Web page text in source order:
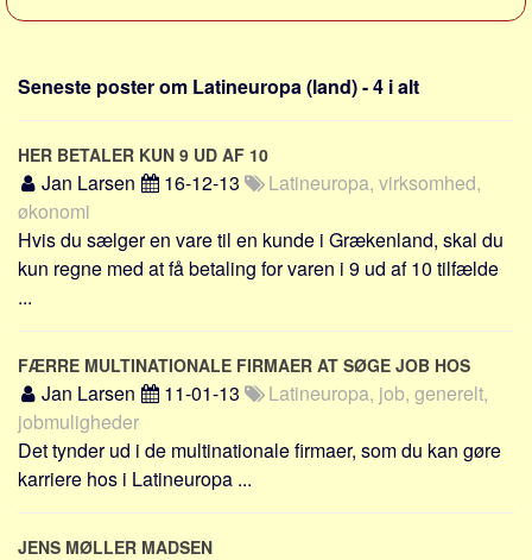
Thailand
Italien
Grækenland
USA
Alle
Nøgleord
Job
Virksomhed
Investering
Pension og opsparing
Social sikring og sundhed
Seneste poster om Latineuropa (land) - 4 i alt
HER BETALER KUN 9 UD AF 10
Jan Larsen 16-12-13
Latineuropa, virksomhed,
økonomi
Hvis du sælger en vare til en kunde i Grækenland, skal du
kun regne med at få betaling for varen i 9 ud af 10 tilfælde
...
FÆRRE MULTINATIONALE FIRMAER AT SØGE JOB HOS
Jan Larsen 11-01-13
Latineuropa, job, generelt,
jobmuligheder
Det tynder ud i de multinationale firmaer, som du kan gøre
karriere hos i Latineuropa ...
JENS MØLLER MADSEN